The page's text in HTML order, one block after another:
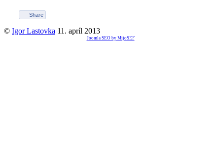
Share
© Igor Lastovka 11. apríl 2013
Joomla SEO by MijoSEF